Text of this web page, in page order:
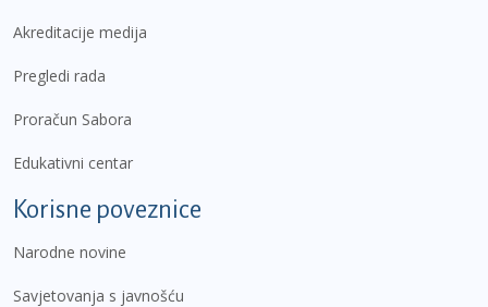
Akreditacije medija
Pregledi rada
Proračun Sabora
Edukativni centar
Korisne poveznice
Narodne novine
Savjetovanja s javnošću